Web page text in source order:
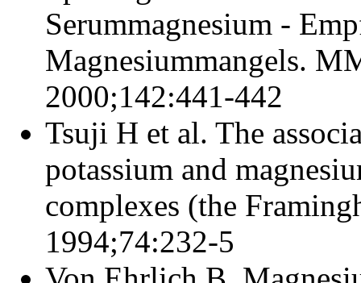
Serummagnesium -
Magnesiummangels.
2000;142:441-442
Tsuji H et al. The
potassium and
complexes (the
1994;74:232-5